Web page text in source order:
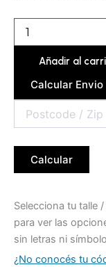
Añadir al
Calcular Envio
Calcular
Selecciona tu talle
para ver las
sin letras ni
¿No conocés tu